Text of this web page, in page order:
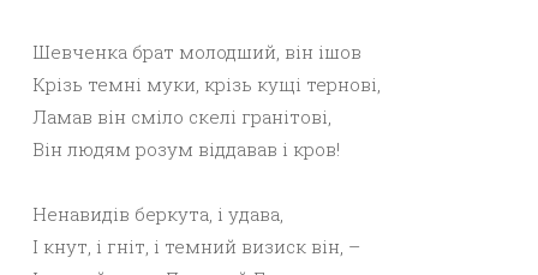
Шевченка брат молодший, він ішов
Крізь темні муки, крізь кущі тернові,
Ламав він сміло скелі гранітові,
Він людям розум віддавав і кров!
Ненавидів беркута, і удава,
І кнут, і гніт, і темний визиск він, –